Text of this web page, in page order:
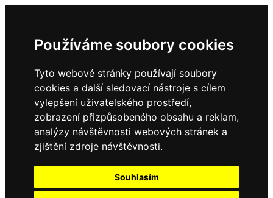
Používáme soubory cookies
Tyto webové stránky používají soubory
cookies a další sledovací nástroje s cílem
vylepšení uživatelského prostředí,
zobrazení přizpůsobeného obsahu a reklam,
analýzy návštěvnosti webových stránek a
zjištění zdroje návštěvnosti.
Souhlasím